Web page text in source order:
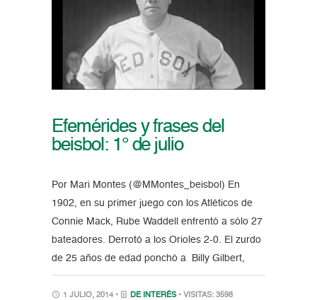
Efemérides y frases del
beisbol: 1° de julio
Por Mari Montes (@MMontes_beisbol) En
1902, en su primer juego con los Atléticos de
Connie Mack, Rube Waddell enfrentó a sólo 27
bateadores. Derrotó a los Orioles 2-0. El zurdo
de 25 años de edad ponchó a Billy Gilbert,
1 JULIO, 2014 • DE INTERÉS • VISITAS: 3598